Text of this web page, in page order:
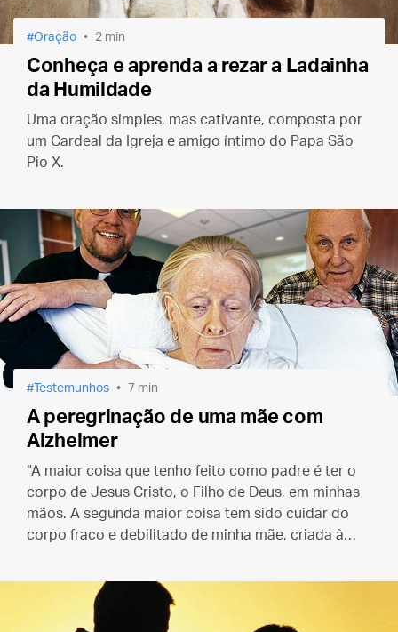
Oração 2 min
Conheça e aprenda a rezar a Ladainha
da Humildade
Uma oração simples, mas cativante, composta por
um Cardeal da Igreja e amigo íntimo do Papa São
Pio X.
Testemunhos 7 min
A peregrinação de uma mãe com
Alzheimer
“A maior coisa que tenho feito como padre é ter o
corpo de Jesus Cristo, o Filho de Deus, em minhas
mãos. A segunda maior coisa tem sido cuidar do
corpo fraco e debilitado de minha mãe, criada à